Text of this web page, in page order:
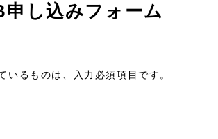
申し込みフォーム
いるものは、入力必須項目です。